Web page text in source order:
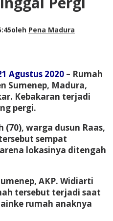
oleh Pena Madura
Agustus 2020 – Rumah
Sumenep, Madura,
Kebakaran terjadi
pergi.
warga dusun Raas,
sempat
lokasinya ditengah
AKP. Widiarti
tersebut terjadi saat
rumah anaknya